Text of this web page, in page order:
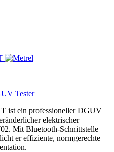
Tester
ist ein professioneller DGUV
elektrischer
Mit Bluetooth-Schnittstelle
er effiziente, normgerechte